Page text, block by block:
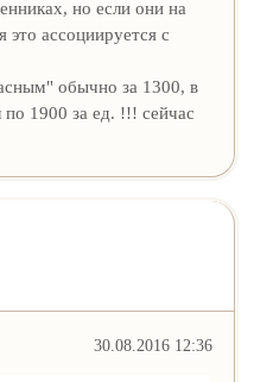
но если они на
это ассоциируется с
обычно за 1300, в
1900 за ед. !!! сейчас
30.08.2016 12:36